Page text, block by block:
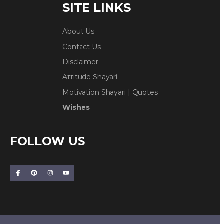
SITE LINKS
About Us
Contact Us
Disclaimer
Attitude Shayari
Motivation Shayari | Quotes
Wishes
FOLLOW US